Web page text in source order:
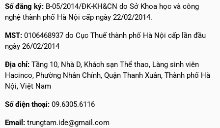
Số đăng ký: B-05/2014/ĐK-KH&CN do Sở Khoa học và công
nghệ thành phố Hà Nội cấp ngày 22/02/2014.
MST: 0106468937 do Cục Thuế thành phố Hà Nội cấp lần đầu
ngày 26/02/2014
Địa chỉ: Tầng 10, Nhà D, Khách sạn Thể thao, Làng sinh viên
Hacinco, Phường Nhân Chính, Quận Thanh Xuân, Thành phố Hà
Nội, Việt Nam
Số điện thoại: 09.6305.6116
Email: trungtam.ide@gmail.com